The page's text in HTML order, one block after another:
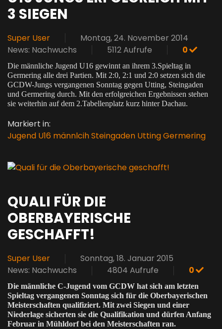
3 SIEGEN
Super User
Montag, 24. November 2014
News: Nachwuchs
5112 Aufrufe 0
Die männliche Jugend U16 gewinnt an ihrem 3.Spieltag in
Germering alle drei Partien. Mit 2:0, 2:1 und 2:0 setzen sich die
GCDW-Jungs vergangenen Sonntag gegen Utting, Steingaden
und Germering durch. Mit den erfolgreichen Ergebnissen stehen
sie weiterhin auf dem 2.Tabellenplatz kurz hinter Dachau.
Markiert in:
Jugend U16 männlcihSteingaden UttingGermering
QUALI FÜR DIE
OBERBAYERISCHE
GESCHAFFT!
Super User
Sonntag, 18. Januar 2015
News: Nachwuchs
4804 Aufrufe 0
Die männliche C-Jugend vom GCDW hat sich am letzten
Spieltag vergangenen Sonntag sich für die Oberbayerischen
Meisterschaften qualifiziert. Mit zwei Siegen und einer
Niederlage sicherten sie die Qualifikation und dürfen Anfang
Februar in Mühldorf bei den Meisterschaften ran.